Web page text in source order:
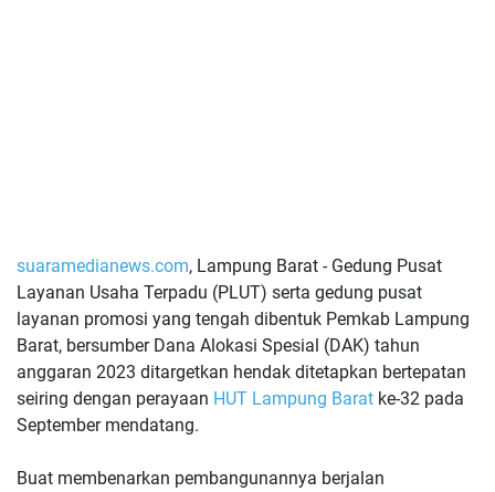
suaramedianews.com, Lampung Barat - Gedung Pusat
Layanan Usaha Terpadu (PLUT) serta gedung pusat
layanan promosi yang tengah dibentuk Pemkab Lampung
Barat, bersumber Dana Alokasi Spesial (DAK) tahun
anggaran 2023 ditargetkan hendak ditetapkan bertepatan
seiring dengan perayaan HUT Lampung Barat ke-32 pada
September mendatang.
Buat membenarkan pembangunannya berjalan